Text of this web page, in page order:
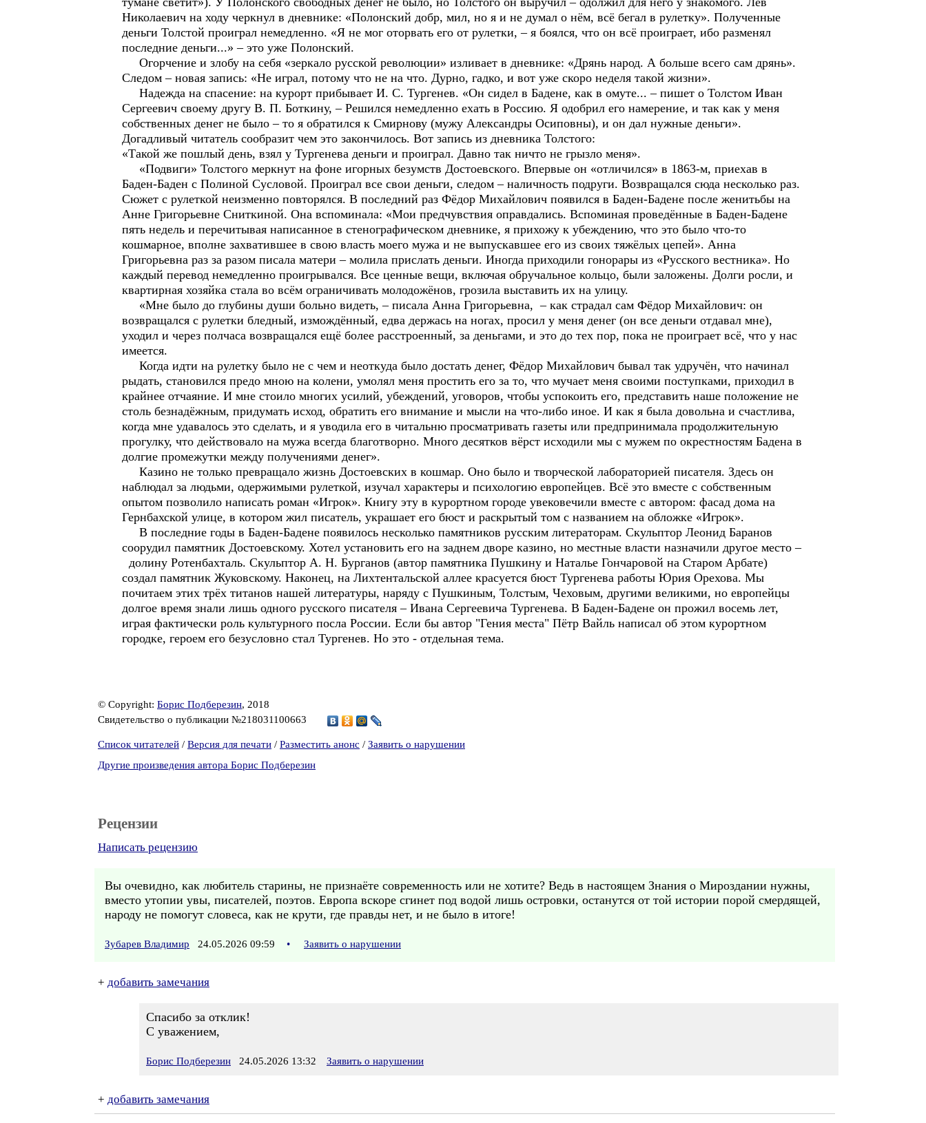
Николаевич на ходу черкнул в дневнике: «Полонский добр, мил, но я и не думал о нём, всё бегал в рулетку». Полученные
деньги Толстой проиграл немедленно. «Я не мог оторвать его от рулетки, – я боялся, что он всё проиграет, ибо разменял
последние деньги...» – это уже Полонский.
Огорчение и злобу на себя «зеркало русской революции» изливает в дневнике: «Дрянь народ. А больше всего сам дрянь».
Следом – новая запись: «Не играл, потому что не на что. Дурно, гадко, и вот уже скоро неделя такой жизни».
Надежда на спасение: на курорт прибывает И. С. Тургенев. «Он сидел в Бадене, как в омуте... – пишет о Толстом Иван
Сергеевич своему другу В. П. Боткину, – Решился немедленно ехать в Россию. Я одобрил его намерение, и так как у меня
собственных денег не было – то я обратился к Смирнову (мужу Александры Осиповны), и он дал нужные деньги».
Догадливый читатель сообразит чем это закончилось. Вот запись из дневника Толстого:
«Такой же пошлый день, взял у Тургенева деньги и проиграл. Давно так ничто не грызло меня».
«Подвиги» Толстого меркнут на фоне игорных безумств Достоевского. Впервые он «отличился» в 1863-м, приехав в
Баден-Баден с Полиной Сусловой. Проиграл все свои деньги, следом – наличность подруги. Возвращался сюда несколько раз.
Сюжет с рулеткой неизменно повторялся. В последний раз Фёдор Михайлович появился в Баден-Бадене после женитьбы на
Анне Григорьевне Сниткиной. Она вспоминала: «Мои предчувствия оправдались. Вспоминая проведённые в Баден-Бадене
пять недель и перечитывая написанное в стенографическом дневнике, я прихожу к убеждению, что это было что-то
кошмарное, вполне захватившее в свою власть моего мужа и не выпускавшее его из своих тяжёлых цепей». Анна
Григорьевна раз за разом писала матери – молила прислать деньги. Иногда приходили гонорары из «Русского вестника». Но
каждый перевод немедленно проигрывался. Все ценные вещи, включая обручальное кольцо, были заложены. Долги росли, и
квартирная хозяйка стала во всём ограничивать молодожёнов, грозила выставить их на улицу.
«Мне было до глубины души больно видеть, – писала Анна Григорьевна, – как страдал сам Фёдор Михайлович: он
возвращался с рулетки бледный, измождённый, едва держась на ногах, просил у меня денег (он все деньги отдавал мне),
уходил и через полчаса возвращался ещё более расстроенный, за деньгами, и это до тех пор, пока не проиграет всё, что у нас
имеется.
Когда идти на рулетку было не с чем и неоткуда было достать денег, Фёдор Михайлович бывал так удручён, что начинал
рыдать, становился предо мною на колени, умолял меня простить его за то, что мучает меня своими поступками, приходил в
крайнее отчаяние. И мне стоило многих усилий, убеждений, уговоров, чтобы успокоить его, представить наше положение не
столь безнадёжным, придумать исход, обратить его внимание и мысли на что-либо иное. И как я была довольна и счастлива,
когда мне удавалось это сделать, и я уводила его в читальню просматривать газеты или предпринимала продолжительную
прогулку, что действовало на мужа всегда благотворно. Много десятков вёрст исходили мы с мужем по окрестностям Бадена в
долгие промежутки между получениями денег».
Казино не только превращало жизнь Достоевских в кошмар. Оно было и творческой лабораторией писателя. Здесь он
наблюдал за людьми, одержимыми рулеткой, изучал характеры и психологию европейцев. Всё это вместе с собственным
опытом позволило написать роман «Игрок». Книгу эту в курортном городе увековечили вместе с автором: фасад дома на
Гернбахской улице, в котором жил писатель, украшает его бюст и раскрытый том с названием на обложке «Игрок».
В последние годы в Баден-Бадене появилось несколько памятников русским литераторам. Скульптор Леонид Баранов
соорудил памятник Достоевскому. Хотел установить его на заднем дворе казино, но местные власти назначили другое место –
долину Ротенбахталь. Скульптор А. Н. Бурганов (автор памятника Пушкину и Наталье Гончаровой на Старом Арбате)
создал памятник Жуковскому. Наконец, на Лихтентальской аллее красуется бюст Тургенева работы Юрия Орехова. Мы
почитаем этих трёх титанов нашей литературы, наряду с Пушкиным, Толстым, Чеховым, другими великими, но европейцы
долгое время знали лишь одного русского писателя – Ивана Сергеевича Тургенева. В Баден-Бадене он прожил восемь лет,
играя фактически роль культурного посла России. Если бы автор "Гения места" Пётр Вайль написал об этом курортном
городке, героем его безусловно стал Тургенев. Но это - отдельная тема.
© Copyright: Борис Подберезин, 2018
Свидетельство о публикации №218031100663
Список читателей / Версия для печати / Разместить анонс / Заявить о нарушении
Другие произведения автора Борис Подберезин
Рецензии
Написать рецензию
Вы очевидно, как любитель старины, не признаёте современность или не хотите? Ведь в настоящем Знания о Мироздании нужны,
вместо утопии увы, писателей, поэтов. Европа вскоре сгинет под водой лишь островки, останутся от той истории порой смердящей,
народу не помогут словеса, как не крути, где правды нет, и не было в итоге!
Зубарев Владимир 24.05.2026 09:59 • Заявить о нарушении
+ добавить замечания
Спасибо за отклик!
С уважением,
Борис Подберезин 24.05.2026 13:32 Заявить о нарушении
+ добавить замечания